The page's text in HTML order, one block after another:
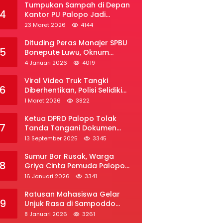
4
Tumpukan Sampah di Depan
Kantor PU Palopo Jadi
Sorotan, Warga Desak DLH
23 Maret 2026 4144
5
Dituding Peras Manajer SPBU
Bonepute Luwu, Oknum
Wartawan Angkat Bicara
4 Januari 2026 4019
6
Viral Video Truk Tangki
Diberhentikan, Polisi Selidiki
Dugaan Penyelundupan Solar
1 Maret 2026 3822
7
Ketua DPRD Palopo Tolak
Tanda Tangani Dokumen
Ranperda APBD Perubahan
13 September 2025 3345
8
Sumur Bor Rusak, Warga
Griya Cinta Pemuda Palopo
Desak Layanan Air Bersih
16 Januari 2026 3341
9
Ratusan Mahasiswa Gelar
Unjuk Rasa di Sampoddo
Palopo, Tuntut Pemekaran
8 Januari 2026 3261